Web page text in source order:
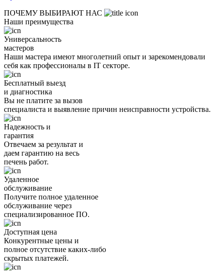
ПОЧЕМУ ВЫБИРАЮТ НАС
Наши преимущества
Универсальность
мастеров
Наши мастера имеют многолетний опыт и зарекомендовали
себя как профессионалы в IT секторе.
Бесплатный выезд
и диагностика
Вы не платите за вызов
специалиста и выявление причин неисправности устройства.
Надежность и
гарантия
Отвечаем за результат и
даем гарантию на весь
печень работ.
Удаленное
обслуживание
Получите полное удаленное
обслуживание через
специализированное ПО.
Доступная цена
Конкурентные цены и
полное отсутствие каких-либо
скрытых платежей.